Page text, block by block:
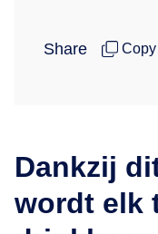
Share
Dankzij
wordt elk